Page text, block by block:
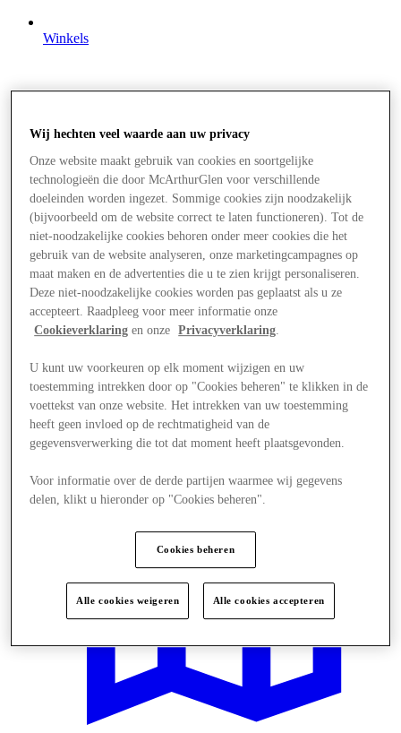
Winkels
Aanbiedingen
Wij hechten veel waarde aan uw privacy
Onze website maakt gebruik van cookies en soortgelijke
technologieën die door McArthurGlen voor verschillende
doeleinden worden ingezet. Sommige cookies zijn noodzakelijk
(bijvoorbeeld om de website correct te laten functioneren). Tot de
niet-noodzakelijke cookies behoren onder meer cookies die het
gebruik van de website analyseren, onze marketingcampagnes op
maat maken en de advertenties die u te zien krijgt personaliseren.
Deze niet-noodzakelijke cookies worden pas geplaatst als u ze
accepteert. Raadpleeg voor meer informatie onze
Cookieverklaring en onze Privacyverklaring.
U kunt uw voorkeuren op elk moment wijzigen en uw
toestemming intrekken door op "Cookies beheren" te klikken in de
voettekst van onze website. Het intrekken van uw toestemming
heeft geen invloed op de rechtmatigheid van de
gegevensverwerking die tot dat moment heeft plaatsgevonden.
Voor informatie over de derde partijen waarmee wij gegevens
delen, klikt u hieronder op "Cookies beheren".
Cookies beheren
Alle cookies weigeren Alle cookies accepteren